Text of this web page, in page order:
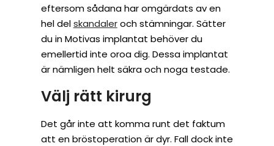
eftersom sådana har omgärdats av en
hel delskandaleroch stämningar. Sätter
du in Motivas implantat behöver du
emellertid inte oroa dig. Dessa implantat
är nämligen helt säkra och noga testade.
Välj rätt kirurg
Det går inte att komma runt det faktum
att en bröstoperation är dyr. Fall dock inte